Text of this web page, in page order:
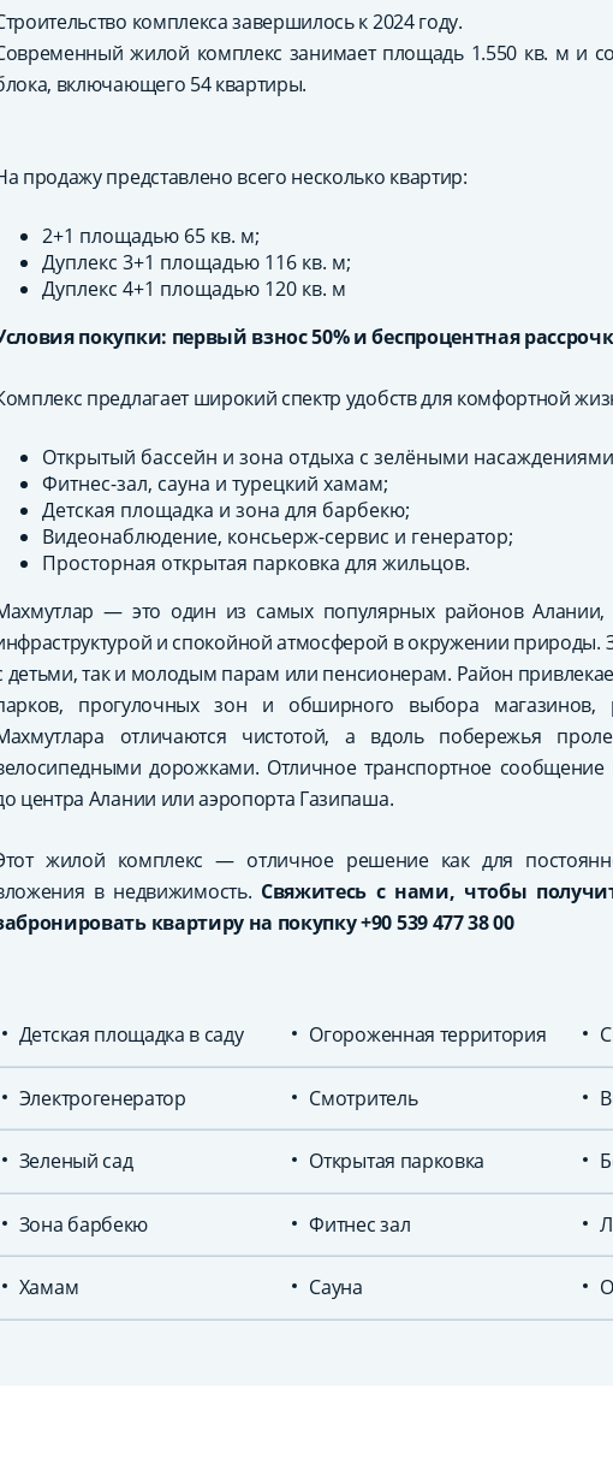
комплекса завершилось к 2024 году.
жилой комплекс занимает площадь 1.550 кв. м и
включающего 54 квартиры.
продажу представлено всего несколько квартир:
2+1 площадью 65 кв. м;
Дуплекс 3+1 площадью 116 кв. м;
Дуплекс 4+1 площадью 120 кв. м
покупки: первый взнос 50% и беспроцентная
предлагает широкий спектр удобств для комфортной
Открытый бассейн и зона отдыха с зелёными
Фитнес-зал, сауна и турецкий хамам;
Детская площадка и зона для барбекю;
Видеонаблюдение, консьерж-сервис и генератор;
Просторная открытая парковка для жильцов.
— это один из самых популярных районов Алании,
и спокойной атмосферой в окружении природы.
детьми, так и молодым парам или пенсионерам. Район
прогулочных зон и обширного выбора
отличаются чистотой, а вдоль побережья
дорожками. Отличное транспортное сообщение
центра Алании или аэропорта Газипаша.
жилой комплекс — отличное решение как для
в недвижимость. Свяжитесь с нами, чтобы
квартиру на покупку +90 539 477 38 00
Детская площадка в саду Огороженная территория
Электрогенератор Смотритель
Зеленый сад Открытая парковка
Зона барбекю Фитнес зал
Хамам Сауна